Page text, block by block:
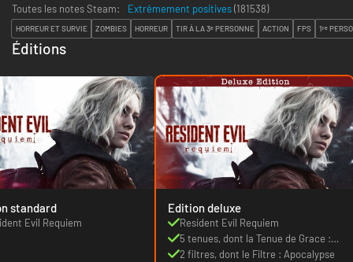
Toutes les notes Steam:
Extrêmement positives(181538)
HORREUR ET SURVIE ZOMBIES HORREUR TIR À LA 3ᵉ PERSONNE ACTION FPS 1ʳᵉ
Éditions
standard
Evil Requiem
Edition deluxe
Resident Evil Requiem
5 tenues, dont la Tenue de Grace :
Dimitrescu
2 filtres, dont le Filtre : Apocalypse